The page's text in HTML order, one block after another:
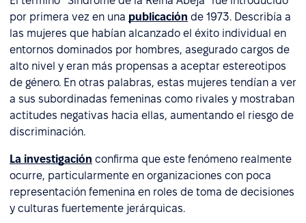
por primera vez en una publicación de 1973. Describía a
las mujeres que habían alcanzado el éxito individual en
entornos dominados por hombres, asegurado cargos de
alto nivel y eran más propensas a aceptar estereotipos
de género. En otras palabras, estas mujeres tendían a ver
a sus subordinadas femeninas como rivales y mostraban
actitudes negativas hacia ellas, aumentando el riesgo de
discriminación.
La investigación confirma que este fenómeno realmente
ocurre, particularmente en organizaciones con poca
representación femenina en roles de toma de decisiones
y culturas fuertemente jerárquicas.